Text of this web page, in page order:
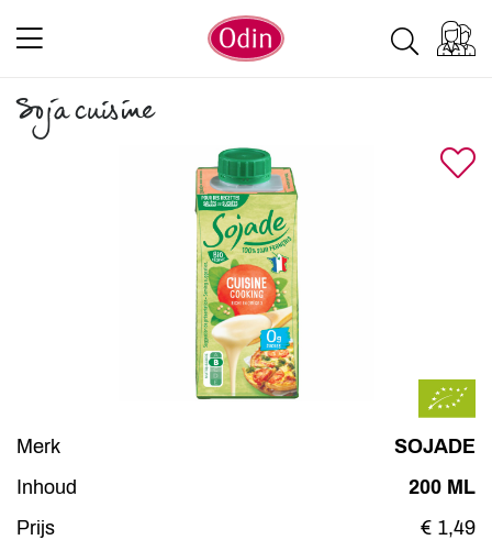
Soja cuisine
Merk
SOJADE
Inhoud
200 ML
Prijs
€ 1,49